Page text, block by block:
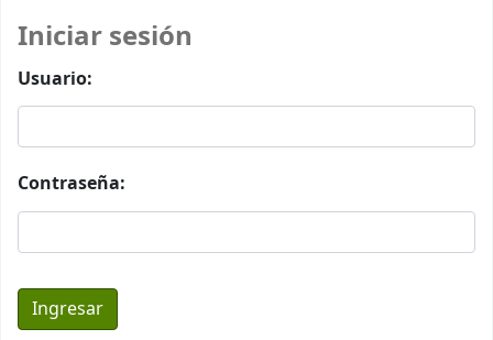
Iniciar sesión
Usuario:
Contraseña: